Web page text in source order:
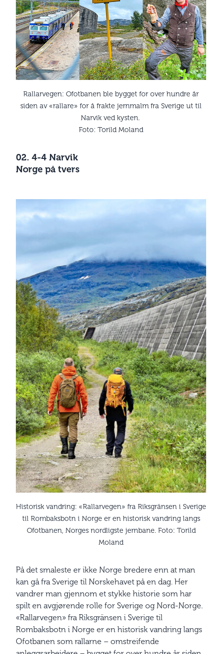
Rallarvegen: Ofotbanen ble bygget for over hundre år
siden av «rallare» for å frakte jernmalm fra Sverige ut til
Narvik ved kysten.
Foto: Torild Moland
02. 4-4 Narvik
Norge på tvers
Historisk vandring: «Rallarvegen» fra Riksgränsen i Sverige
til Rombaksbotn i Norge er en historisk vandring langs
Ofotbanen, Norges nordligste jernbane. Foto: Torild
Moland
På det smaleste er ikke Norge bredere enn at man
kan gå fra Sverige til Norskehavet på en dag. Her
vandrer man gjennom et stykke historie som har
spilt en avgjørende rolle for Sverige og Nord-Norge.
«Rallarvegen» fra Riksgränsen i Sverige til
Rombaksbotn i Norge er en historisk vandring langs
Ofotbanen som rallarne – omstreifende